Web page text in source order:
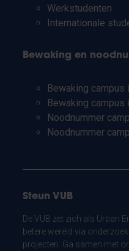
Werkstudenten
Internationale
Bewaking en
Bewaking campus
Bewaking campus
Noodnummer
Noodnummer
Steun VUB
De VUB zet zich als Urban
betere wereld via
projecten. Ga samen met